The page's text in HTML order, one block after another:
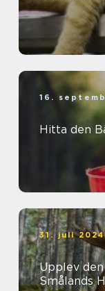
16.
Hitta den
31. juli 2024
Upplev
Smålands